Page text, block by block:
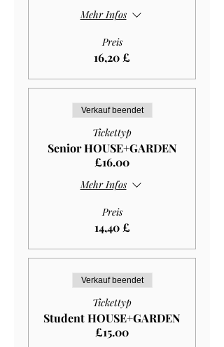
Mehr Infos
Preis
16,20 £
Verkauf beendet
Tickettyp
Senior HOUSE+GARDEN
£16.00
Mehr Infos
Preis
14,40 £
Verkauf beendet
Tickettyp
Student HOUSE+GARDEN
£15.00